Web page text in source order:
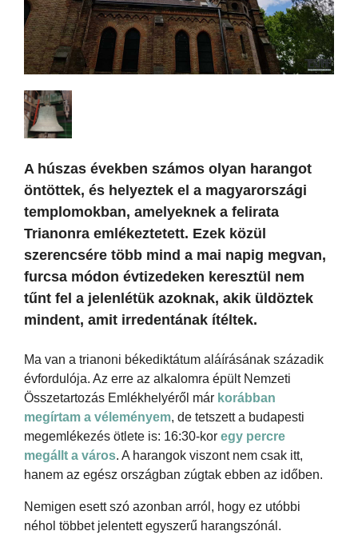
A húszas években számos olyan harangot
öntöttek, és helyeztek el a magyarországi
templomokban, amelyeknek a felirata
Trianonra emlékeztetett. Ezek közül
szerencsére több mind a mai napig megvan,
furcsa módon évtizedeken keresztül nem
tűnt fel a jelenlétük azoknak, akik üldöztek
mindent, amit irredentának ítéltek.
Ma van a trianoni békediktátum aláírásának századik
évfordulója. Az erre az alkalomra épült Nemzeti
Összetartozás Emlékhelyéről már korábban
megírtam a véleményem, de tetszett a budapesti
megemlékezés ötlete is: 16:30-kor egy percre
megállt a város. A harangok viszont nem csak itt,
hanem az egész országban zúgtak ebben az időben.
Nemigen esett szó azonban arról, hogy ez utóbbi
néhol többet jelentett egyszerű harangszónál.